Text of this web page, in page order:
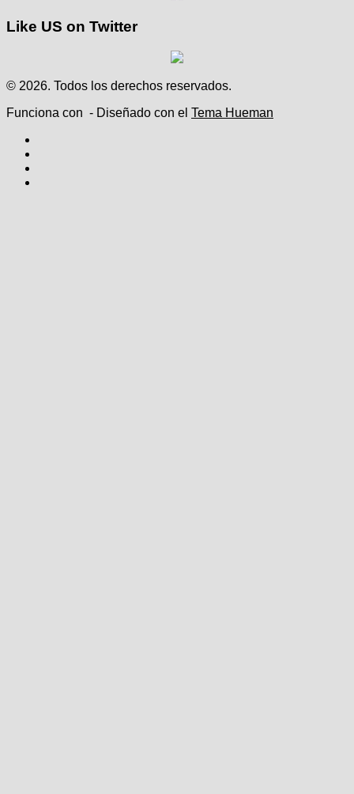
Like US on Twitter
© 2026. Todos los derechos reservados.
Funciona con - Diseñado con el Tema Hueman